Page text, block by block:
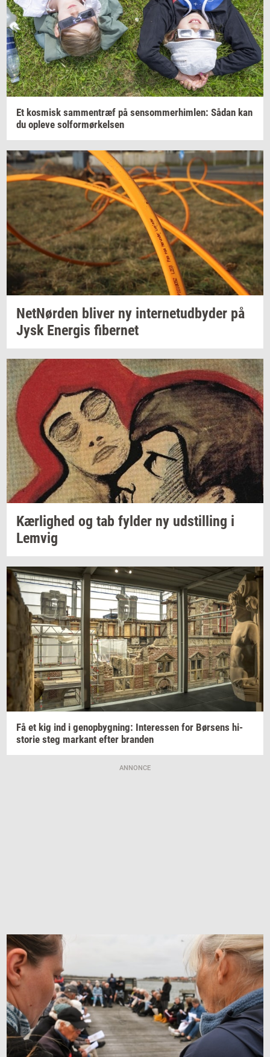
Et kos­misk sam­men­træf på sen­som­mer­him­len: Sådan kan
du op­le­ve sol­for­mør­kel­sen
Net­Nør­den bli­ver ny in­ter­ne­tud­by­der på
Jysk Ener­gis fi­ber­net
Kær­lig­hed og tab fyl­der ny ud­stil­ling i
Lemvig
Få et kig ind i genop­byg­ning: In­ter­es­sen for Bør­sens hi­
sto­rie steg mar­kant efter bran­den
ANNONCE